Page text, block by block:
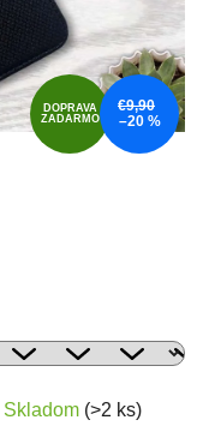
Skladom (>2 ks)
DOPRAVA
ZADARMO
€9,90
–20 %